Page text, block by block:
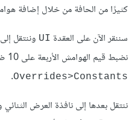
كثيرًا من الحافة من خلال إضافة
سننقر الآن على العقدة UI
نضبط قيم الهوامش الأربعة على 10 ضمن الخاصية
Overrides>Constants
.
ننتقل بعدها إلى نافذة العرض